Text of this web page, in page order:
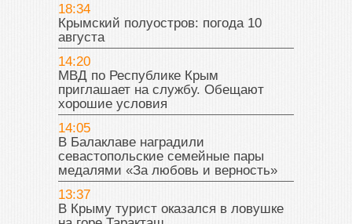
18:34
Крымский полуостров: погода 10
августа
14:20
МВД по Республике Крым
приглашает на службу. Обещают
хорошие условия
14:05
В Балаклаве наградили
севастопольские семейные пары
медалями «За любовь и верность»
13:37
В Крыму турист оказался в ловушке